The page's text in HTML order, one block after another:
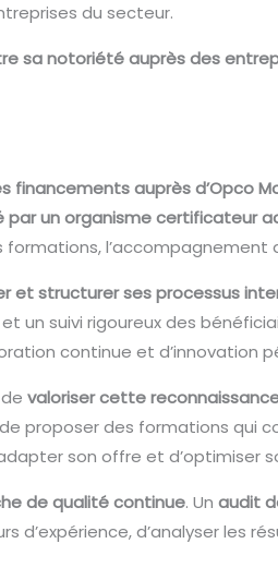
du secteur.
sa notoriété auprès des
financements auprès d’Opco
par un organisme certificateur
l’accompagnement
et structurer ses processus
un suivi rigoureux des
continue et d’innovation
devaloriser cette
proposer des formations qui
son offre et d’optimiser
de qualité continue. Unaudit
d’expérience, d’analyser les